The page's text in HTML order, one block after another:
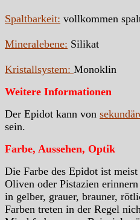
Spaltbarkeit: vollkommen
Mineralebene: Silikat
Kristallsystem: Monoklin
Weitere Informationen
Der Epidot kann von
sein.
Farbe, Aussehen, Optik
Die Farbe des Epidot ist
Oliven oder Pistazien
in gelber, grauer, brauner,
Farben treten in der Regel